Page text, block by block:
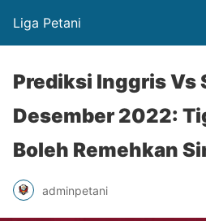
Liga Petani
Prediksi Inggris Vs
Desember 2022:
Boleh Remehkan
adminpetani